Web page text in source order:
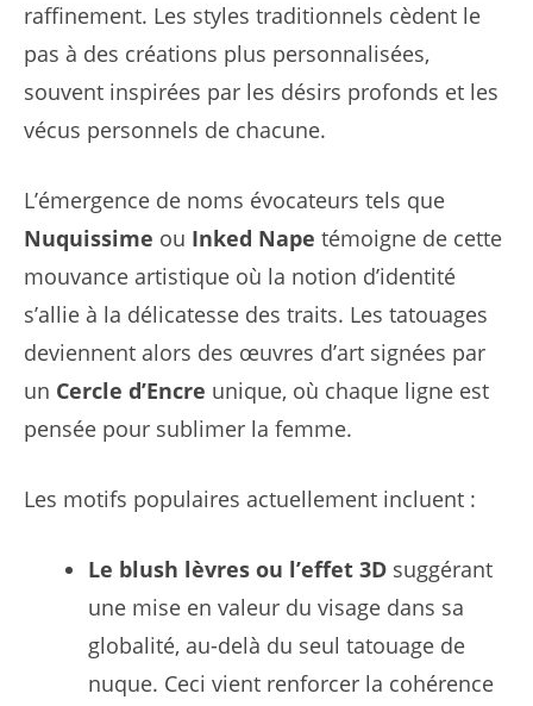
raffinement. Les styles traditionnels cèdent le
pas à des créations plus personnalisées,
souvent inspirées par les désirs profonds et les
vécus personnels de chacune.
L’émergence de noms évocateurs tels que
Nuquissime ou Inked Nape témoigne de cette
mouvance artistique où la notion d’identité
s’allie à la délicatesse des traits. Les tatouages
deviennent alors des œuvres d’art signées par
un Cercle d’Encre unique, où chaque ligne est
pensée pour sublimer la femme.
Les motifs populaires actuellement incluent :
Le blush lèvres ou l’effet 3D suggérant
une mise en valeur du visage dans sa
globalité, au-delà du seul tatouage de
nuque. Ceci vient renforcer la cohérence